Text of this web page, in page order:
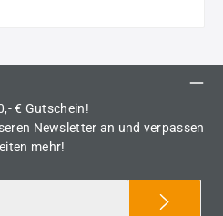
€ Gutschein!
Newsletter an und verpassen
mehr!